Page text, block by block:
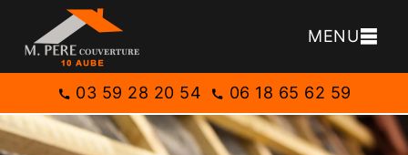
MENU
03 59 28 20 54 06 18 65 62 59